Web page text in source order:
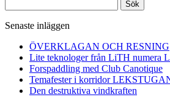
efter:
Senaste inläggen
ÖVERKLAGAN OCH RESNING
Lite teknologer från LiTH numera
Forspaddling med Club Canotique
Temafester i korridor
Den destruktiva vindkraften